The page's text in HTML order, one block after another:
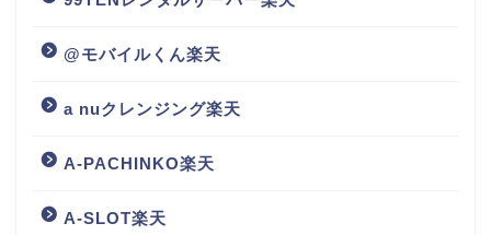
@モバイルくん楽天
a nuクレンジング楽天
A-PACHINKO楽天
A-SLOT楽天